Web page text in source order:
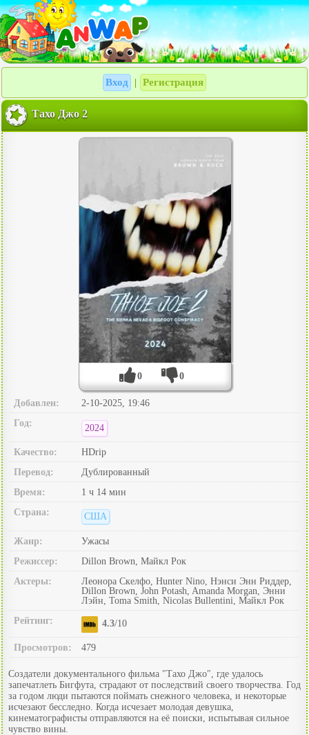
Вход Регистрация
Тахо Джо 2
0 0
Добавлен:
2-10-2025, 19:46
Год:
2024
Качество:
HDrip
Перевод:
Дублированный
Время:
1 ч 14 мин
Страна:
США
Жанр:
Ужасы
Режиссер:
Dillon Brown, Майкл Рок
Актеры:
Леонора Скелфо, Hunter Nino, Нэнси Энн Риддер,
Dillon Brown, John Potash, Amanda Morgan, Энни
Лэйн, Toma Smith, Nicolas Bullentini, Майкл Рок
Рейтинг:
4.3/10
Просмотров: 479
Создатели документального фильма "Тахо Джо", где удалось
запечатлеть Бигфута, страдают от последствий своего творчества. Год
за годом люди пытаются поймать снежного человека, и некоторые
исчезают бесследно. Когда исчезает молодая девушка,
кинематографисты отправляются на её поиски, испытывая сильное
чувство вины.